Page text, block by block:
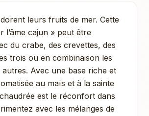
leurs fruits de mer. Cette
l’âme cajun » peut être
du crabe, des crevettes, des
trois ou en combinaison les
autres. Avec une base riche et
au maïs et à la sainte
est le réconfort dans
avec les mélanges de